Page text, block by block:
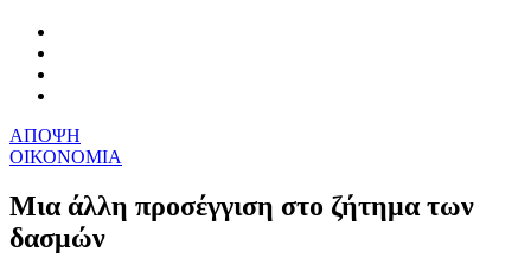
ΑΠΟΨΗ
ΟΙΚΟΝΟΜΙΑ
Μια άλλη προσέγγιση στο ζήτημα των
δασμών